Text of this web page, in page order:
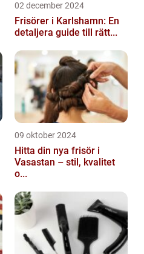
02 december 2024
Frisörer i Karlshamn: En
detaljera guide till rätt...
09 oktober 2024
Hitta din nya frisör i
Vasastan – stil, kvalitet
o...